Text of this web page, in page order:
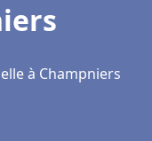
à Champniers